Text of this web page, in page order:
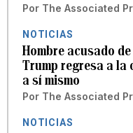
Por The Associated
NOTICIAS
Hombre acusado
Trump regresa a la
a sí mismo
Por The Associated
NOTICIAS